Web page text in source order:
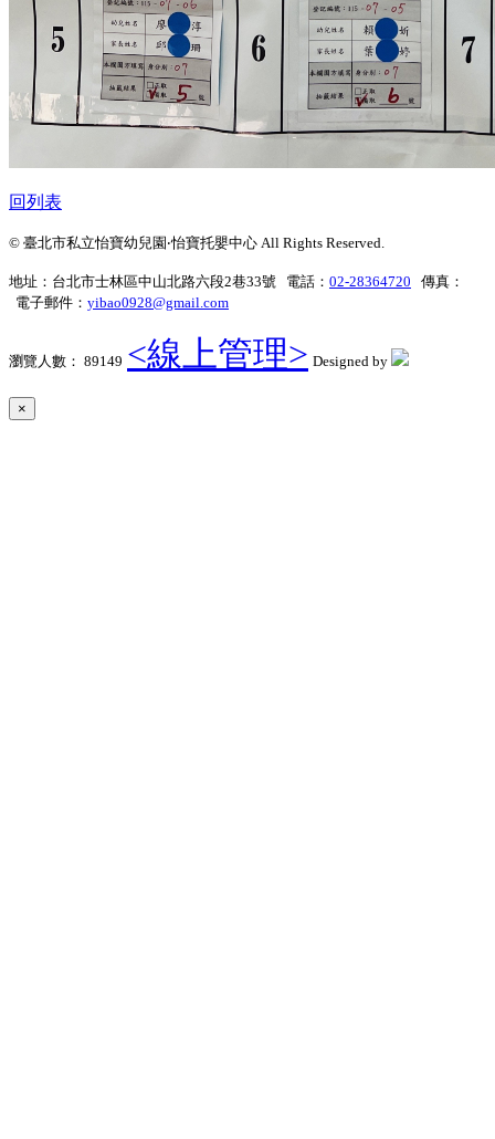
回列表
© 臺北市私立怡寶幼兒園‧怡寶托嬰中心 All Rights Reserved.
地址：台北市士林區中山北路六段2巷33號 電話： 02-28364720 傳真：
電子郵件： yibao0928@gmail.com
瀏覽人數： 89149 <線上管理> Designed by
×